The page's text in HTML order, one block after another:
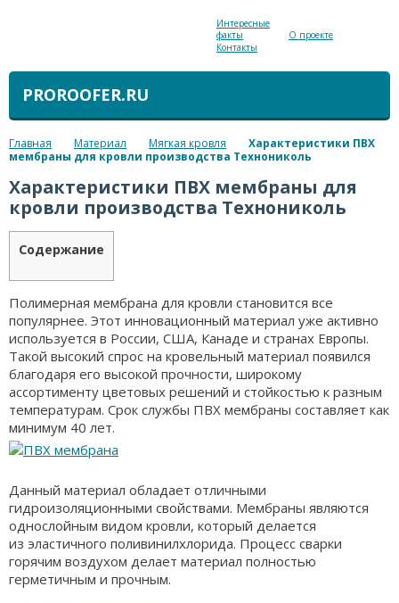
Интересные
факты
О проекте
Контакты
PROROOFER.RU
Главная Материал Мягкая кровля
Характеристики ПВХ
мембраны для кровли производства Технониколь
Характеристики ПВХ мембраны для
кровли производства Технониколь
Содержание
Полимерная мембрана для кровли становится все
популярнее. Этот инновационный материал уже активно
используется в России, США, Канаде и странах Европы.
Такой высокий спрос на кровельный материал появился
благодаря его высокой прочности, широкому
ассортименту цветовых решений и стойкостью к разным
температурам. Срок службы ПВХ мембраны составляет как
минимум 40 лет.
Данный материал обладает отличными
гидроизоляционными свойствами. Мембраны являются
однослойным видом кровли, который делается
из эластичного поливинилхлорида. Процесс сварки
горячим воздухом делает материал полностью
герметичным и прочным.